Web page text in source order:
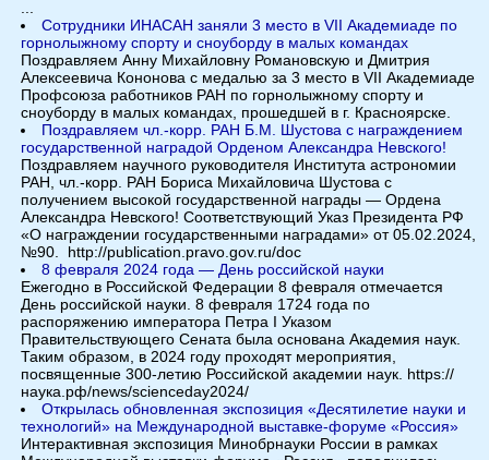
Сотрудники ИНАСАН заняли 3 место в VII Академиаде по
горнолыжному спорту и сноуборду в малых командах
Поздравляем Анну Михайловну Романовскую и Дмитрия
Алексеевича Кононова с медалью за 3 место в VII Академиаде
Профсоюза работников РАН по горнолыжному спорту и
сноуборду в малых командах, прошедшей в г. Красноярске.
Поздравляем чл.-корр. РАН Б.М. Шустова с награждением
государственной наградой Орденом Александра Невского!
Поздравляем научного руководителя Института астрономии
РАН, чл.-корр. РАН Бориса Михайловича Шустова с
получением высокой государственной награды — Ордена
Александра Невского! Соответствующий Указ Президента РФ
«О награждении государственными наградами» от 05.02.2024,
№90. http://publication.pravo.gov.ru/doc
8 февраля 2024 года — День российской науки
Ежегодно в Российской Федерации 8 февраля отмечается
День российской науки. 8 февраля 1724 года по
распоряжению императора Петра I Указом
Правительствующего Сената была основана Академия наук.
Таким образом, в 2024 году проходят мероприятия,
посвященные 300-летию Российской академии наук. https://
наука.рф/news/scienceday2024/
Открылась обновленная экспозиция «Десятилетие науки и
технологий» на Международной выставке-форуме «Россия»
Интерактивная экспозиция Минобрнауки России в рамках